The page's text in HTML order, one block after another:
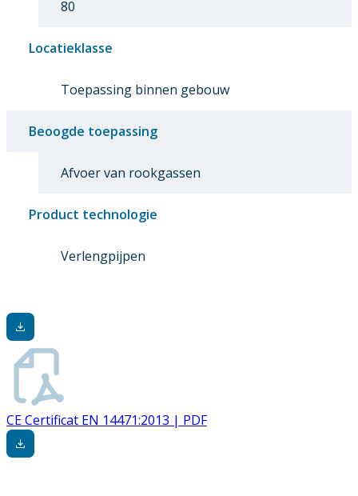
80
Locatieklasse
Toepassing binnen gebouw
Beoogde toepassing
Afvoer van rookgassen
Product technologie
Verlengpijpen
CE Certificat EN 14471:2013 | PDF